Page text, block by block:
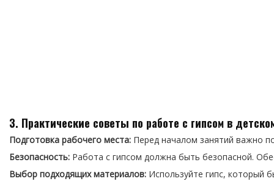
3. Практические советы по работе с гипсом в
Подготовка рабочего места: Перед началом занятий важно
Безопасность: Работа с гипсом должна быть безопасной.
Выбор подходящих материалов: Используйте гипс, который